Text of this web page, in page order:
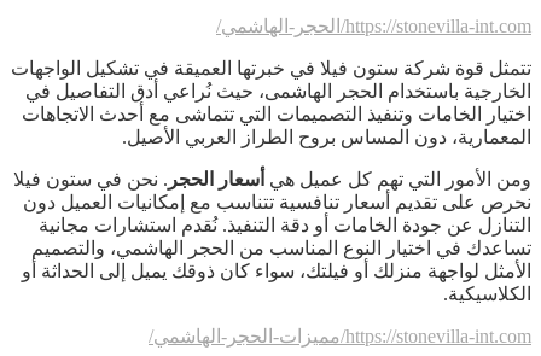
https://stonevilla-int.com/الحجر-الهاشمي/
تتمثل قوة شركة ستون فيلا في خبرتها العميقة في تشكيل الواجهات
الخارجية باستخدام الحجر الهاشمى، حيث نُراعي أدق التفاصيل في
اختيار الخامات وتنفيذ التصميمات التي تتماشى مع أحدث الاتجاهات
المعمارية، دون المساس بروح الطراز العربي الأصيل.
ومن الأمور التي تهم كل عميل هي أسعار الحجر . نحن في ستون فيلا
نحرص على تقديم أسعار تنافسية تتناسب مع إمكانيات العميل دون
التنازل عن جودة الخامات أو دقة التنفيذ. نُقدم استشارات مجانية
تساعدك في اختيار النوع المناسب من الحجر الهاشمي، والتصميم
الأمثل لواجهة منزلك أو فيلتك، سواء كان ذوقك يميل إلى الحداثة أو
الكلاسيكية.
https://stonevilla-int.com/مميزات-الحجر-الهاشمي/